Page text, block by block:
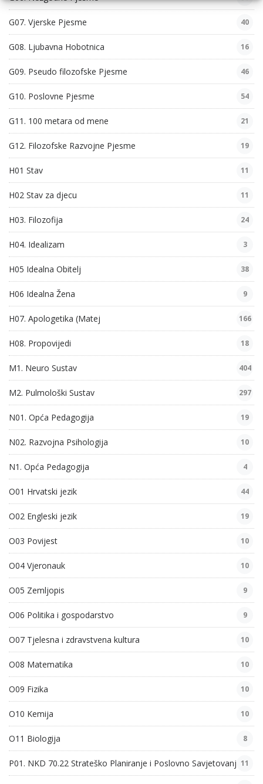
G07. Vjerske Pjesme 40
G08. Ljubavna Hobotnica 16
G09. Pseudo filozofske Pjesme 46
G10. Poslovne Pjesme 54
G11. 100 metara od mene 21
G12. Filozofske Razvojne Pjesme 19
H01 Stav 11
H02 Stav za djecu 11
H03. Filozofija 24
H04. Idealizam 3
H05 Idealna Obitelj 38
H06 Idealna Žena 9
H07. Apologetika (Matej 166
H08. Propovijedi 18
M1. Neuro Sustav 404
M2. Pulmološki Sustav 297
N01. Opća Pedagogija 19
N02. Razvojna Psihologija 10
N1. Opća Pedagogija 4
O01 Hrvatski jezik 44
O02 Engleski jezik 19
O03 Povijest 10
O04 Vjeronauk 10
O05 Zemljopis 9
O06 Politika i gospodarstvo 9
O07 Tjelesna i zdravstvena kultura 10
O08 Matematika 10
O09 Fizika 10
O10 Kemija 10
O11 Biologija 8
P01. NKD 70.22 Strateško Planiranje i Poslovno Savjetovanje11